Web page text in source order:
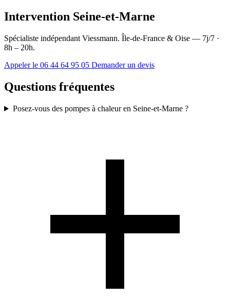
Intervention Seine-et-Marne
Spécialiste indépendant Viessmann. Île-de-France & Oise — 7j/7 ·
8h – 20h.
Appeler le 06 44 64 95 05 Demander un devis
Questions fréquentes
Posez-vous des pompes à chaleur en Seine-et-Marne ?